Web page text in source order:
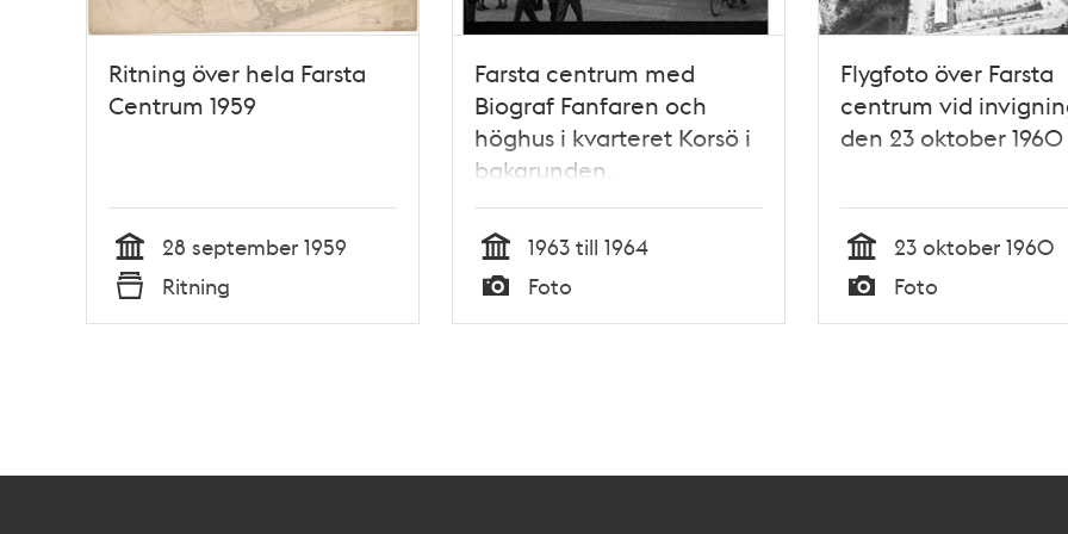
Ritning över hela Farsta
Centrum 1959
Tid
28 september 1959
Typ
Ritning
Farsta centrum med
Biograf Fanfaren och
höghus i kvarteret Korsö i
bakgrunden.
Tid
1963 till 1964
Typ
Foto
Flygfoto över Farsta
centrum vid
den 23 oktober 1960
Tid
23 oktober 1960
Typ
Foto